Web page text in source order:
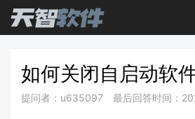
如何关闭自启动软
提问者：u635097 最后回答时间：